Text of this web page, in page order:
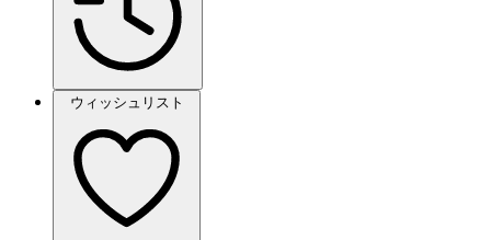
ウィッシュリスト